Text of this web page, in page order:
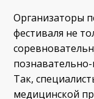
Организаторы
фестиваля не
Так,
медицинской